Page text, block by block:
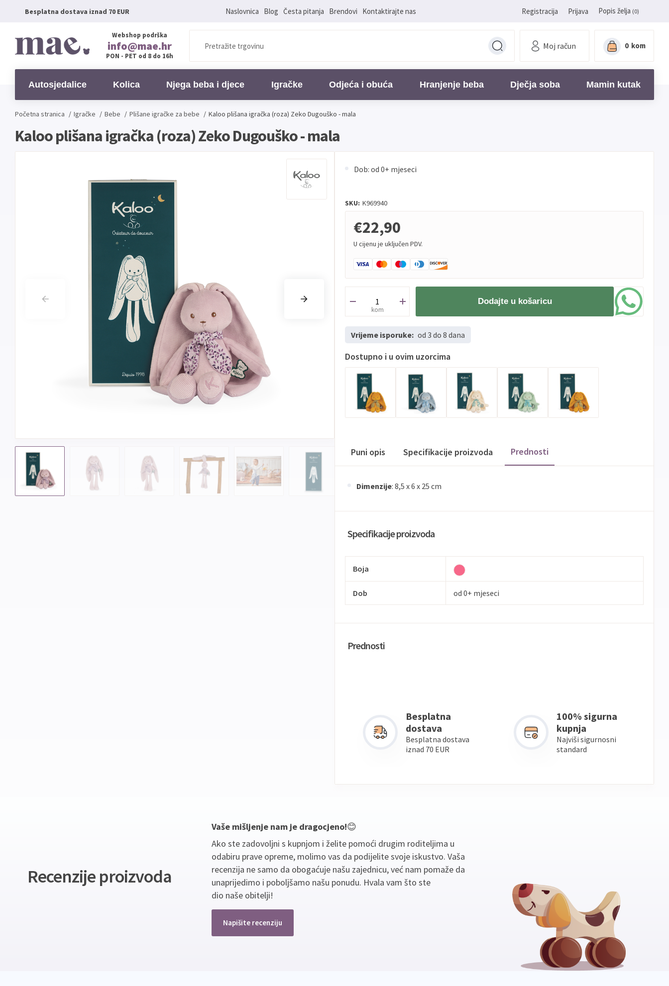
Besplatna dostava iznad 70 EUR Naslovnica Blog Česta pitanja Brendovi Kontaktirajte nas Registracija Prijava Popis želja (0)
Webshop podrška
info@mae.hr
PON - PET od 8 do 16h
Moj račun 0 kom
Autosjedalice Kolica Njega beba i djece Igračke Odjeća i obuća Hranjenje beba Dječja soba Mamin kutak
Početna stranica / Igračke / Bebe / Plišane igračke za bebe / Kaloo plišana igračka (roza) Zeko Dugouško - mala
Kaloo plišana igračka (roza) Zeko Dugouško - mala
Dob: od 0+ mjeseci
SKU: K969940
€22,90
U cijenu je uključen PDV.
kom
Dodajte u košaricu
Vrijeme isporuke: od 3 do 8 dana
Dostupno i u ovim uzorcima
Puni opis Specifikacije proizvoda Prednosti
Dimenzije: 8,5 x 6 x 25 cm
Specifikacije proizvoda
Boja
Dob od 0+ mjeseci
Prednosti
Besplatna
dostava
Besplatna dostava
iznad 70 EUR
100% sigurna
kupnja
Najviši sigurnosni
standard
Recenzije proizvoda
Vaše mišljenje nam je dragocjeno!😊
Ako ste zadovoljni s kupnjom i želite pomoći drugim roditeljima u
odabiru prave opreme, molimo vas da podijelite svoje iskustvo. Vaša
recenzija ne samo da obogaćuje našu zajednicu, već nam pomaže da
unaprijedimo i poboljšamo našu ponudu. Hvala vam što ste
dio naše obitelji!
Napišite recenziju